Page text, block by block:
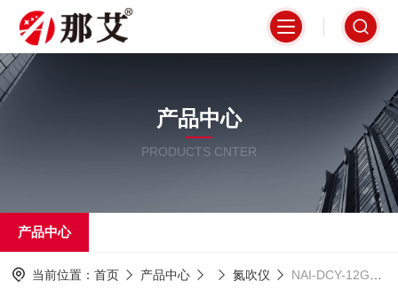
产品中心
PRODUCTS CNTER
产品中心
当前位置： 首页 产品中心 氮吹仪 NAI-DCY-12GD干式多孔氮气吹扫仪